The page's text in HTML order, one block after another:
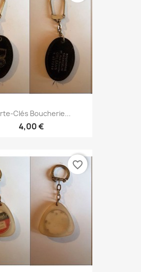
Clés Boucherie...
4,00 €
favorite_border